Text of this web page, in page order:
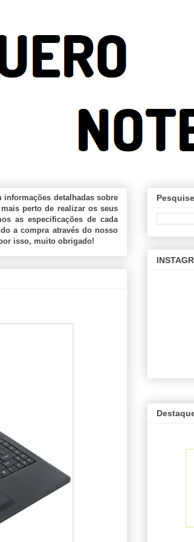
detalhadas sobre
perto de realizar os seus
as especificações de cada
a compra através do nosso
isso, muito obrigado!